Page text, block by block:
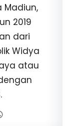
Madiun,
2019
dari
Widya
atau